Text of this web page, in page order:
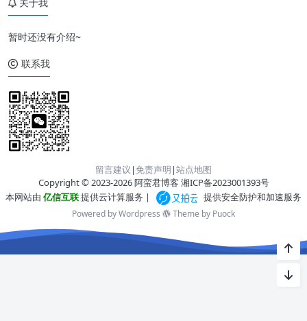
暂时还没有介绍~
联系我
留言建议 |免责声明 |站点地图
Copyright © 2023-2026 阿蛮君博客 湘ICP备2023001393号
本网站由 亿信互联提供云计算服务 | 提供安全防护和加速服务
Powered by Wordpress Theme by Puock